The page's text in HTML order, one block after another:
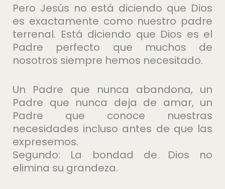
Pero Jesús no está diciendo que Dios
es exactamente como nuestro padre
terrenal. Está diciendo que Dios es el
Padre perfecto que muchos de
nosotros siempre hemos necesitado.
Un Padre que nunca abandona, un
Padre que nunca deja de amar, un
Padre que conoce nuestras
necesidades incluso antes de que las
expresemos.
Segundo: La bondad de Dios no
elimina su grandeza.